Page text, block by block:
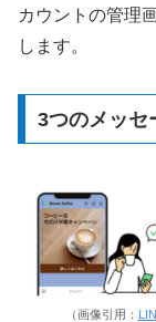
カウントの管理
します。
3つのメッセ
（画像引用：